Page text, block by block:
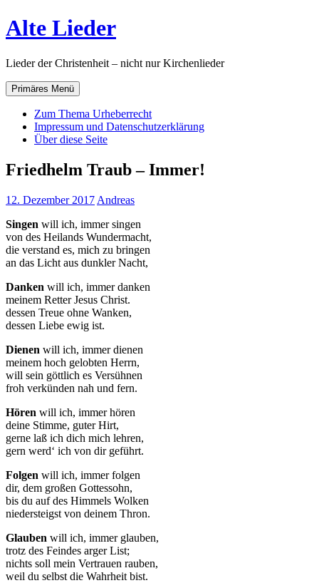
Zum
Inhalt
Alte Lieder
Lieder der Christenheit – nicht nur Kirchenlieder
Primäres Menü
Zum Thema Urheberrecht
Impressum und Datenschutzerklärung
Über diese Seite
Friedhelm Traub – Immer!
12. Dezember 2017 Andreas
Singen will ich, immer singen
von des Heilands Wundermacht,
die verstand es, mich zu bringen
an das Licht aus dunkler Nacht,
Danken will ich, immer danken
meinem Retter Jesus Christ.
dessen Treue ohne Wanken,
dessen Liebe ewig ist.
Dienen will ich, immer dienen
meinem hoch gelobten Herrn,
will sein göttlich es Versühnen
froh verkünden nah und fern.
Hören will ich, immer hören
deine Stimme, guter Hirt,
gerne laß ich dich mich lehren,
gern werd‘ ich von dir geführt.
Folgen will ich, immer folgen
dir, dem großen Gottessohn,
bis du auf des Himmels Wolken
niedersteigst von deinem Thron.
Glauben will ich, immer glauben,
trotz des Feindes arger List;
nichts soll mein Vertrauen rauben,
weil du selbst die Wahrheit bist.